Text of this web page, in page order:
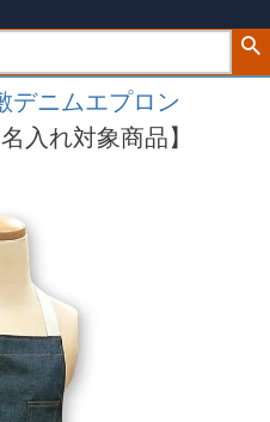
デニムエプロン
入れ対象商品】